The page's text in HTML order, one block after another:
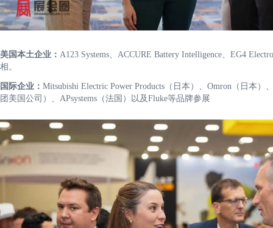
美国本土企业： A123 Systems、ACCURE Battery Intelligence、EG4
相。
国际企业： Mitsubishi Electric Power Products（日本）、Omron（日本）
团美国公司）、APsystems（法国）以及Fluke等品牌参展